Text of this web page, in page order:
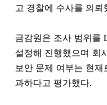
고 경찰에 수사를 의뢰
금감원은 조사 범위를
설정해 진행했으며 회
보안 문제 여부는 현
과하다고 평가했다.